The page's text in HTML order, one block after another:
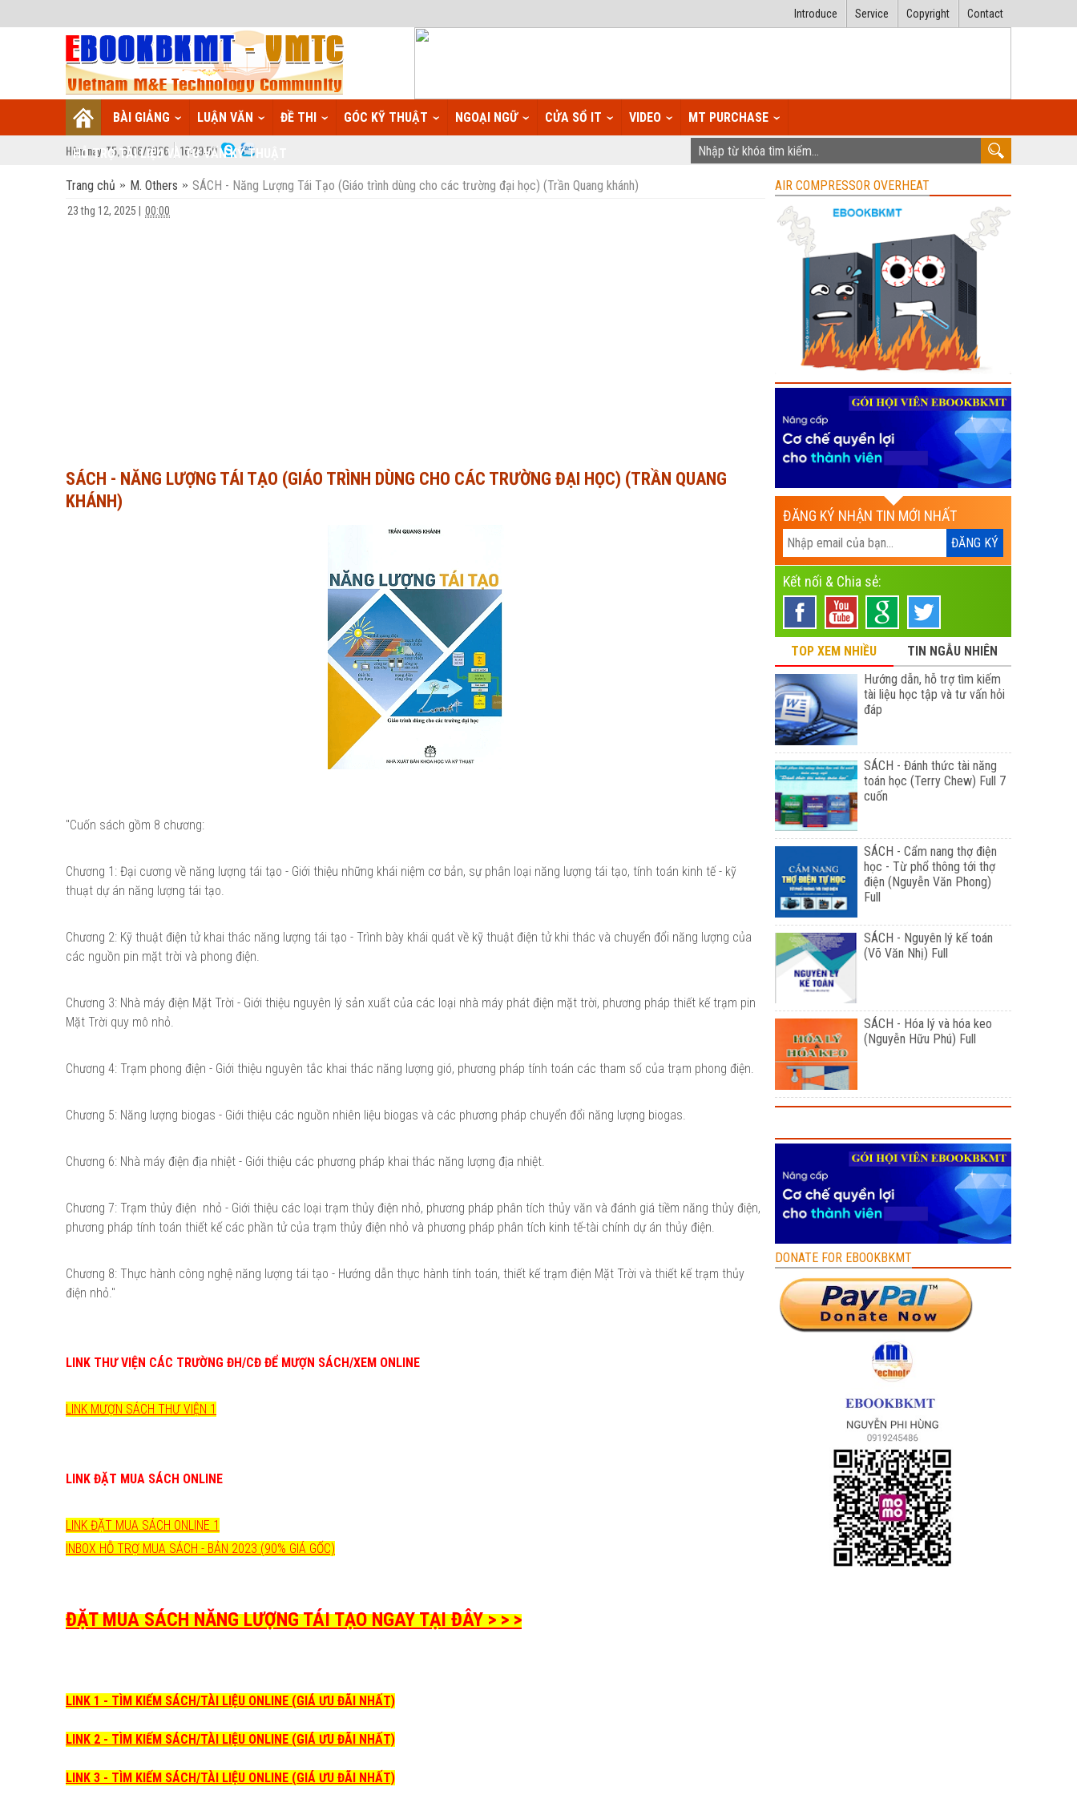
Contact
Copyright
Service
Introduce
BÀI GIẢNG LUẬN VĂN ĐỀ THI GÓC KỸ THUẬT NGOẠI NGỮ CỬA SỔ IT VIDEO MT PURCHASE
HỖ TRỢ TÀI LIỆU VÀ TƯ VẤN KỸ THUẬT
Hôm nay: T5, 6/08/2026 16:30:00
Trang chủ M. Others SÁCH - Năng Lượng Tái Tạo (Giáo trình dùng cho các trường đại học) (Trần Quang khánh)
23 thg 12, 2025 00:00
SÁCH - NĂNG LƯỢNG TÁI TẠO (GIÁO TRÌNH DÙNG CHO CÁC TRƯỜNG ĐẠI HỌC) (TRẦN QUANG
KHÁNH)
"Cuốn sách gồm 8 chương:
Chương 1: Đại cương về năng lượng tái tạo - Giới thiệu những khái niệm cơ bản, sự phân loại năng lượng tái tạo, tính toán kinh tế - kỹ
thuạt dự án năng lượng tái tạo.
Chương 2: Kỹ thuật điện tử khai thác năng lượng tái tạo - Trình bày khái quát về kỹ thuật điện tử khi thác và chuyển đổi năng lượng của
các nguồn pin mặt trời và phong điện.
Chương 3: Nhà máy điện Mặt Trời - Giới thiệu nguyên lý sản xuất của các loại nhà máy phát điện mặt trời, phương pháp thiết kế trạm pin
Mặt Trời quy mô nhỏ.
Chương 4: Trạm phong điện - Giới thiệu nguyên tắc khai thác năng lượng gió, phương pháp tính toán các tham số của trạm phong điện.
Chương 5: Năng lượng biogas - Giới thiệu các nguồn nhiên liệu biogas và các phương pháp chuyển đổi năng lượng biogas.
Chương 6: Nhà máy điện địa nhiệt - Giới thiệu các phương pháp khai thác năng lượng địa nhiệt.
Chương 7: Trạm thủy điện nhỏ - Giới thiệu các loại trạm thủy điện nhỏ, phương pháp phân tích thủy văn và đánh giá tiềm năng thủy điện,
phương pháp tính toán thiết kế các phần tử của trạm thủy điện nhỏ và phương pháp phân tích kinh tế-tài chính dự án thủy điện.
Chương 8: Thực hành công nghệ năng lượng tái tạo - Hướng dẫn thực hành tính toán, thiết kế trạm điện Mặt Trời và thiết kế trạm thủy
điện nhỏ."
LINK THƯ VIỆN CÁC TRƯỜNG ĐH/CĐ ĐỂ MƯỢN SÁCH/XEM ONLINE
LINK MƯỢN SÁCH THƯ VIỆN 1
LINK ĐẶT MUA SÁCH ONLINE
LINK ĐẶT MUA SÁCH ONLINE 1
INBOX HỖ TRỢ MUA SÁCH - BẢN 2023 (90% GIÁ GỐC)
ĐẶT MUA SÁCH NĂNG LƯỢNG TÁI TẠO NGAY TẠI ĐÂY > > >
LINK 1 - TÌM KIẾM SÁCH/TÀI LIỆU ONLINE (GIÁ ƯU ĐÃI NHẤT)
LINK 2 - TÌM KIẾM SÁCH/TÀI LIỆU ONLINE (GIÁ ƯU ĐÃI NHẤT)
LINK 3 - TÌM KIẾM SÁCH/TÀI LIỆU ONLINE (GIÁ ƯU ĐÃI NHẤT)
AIR COMPRESSOR OVERHEAT
ĐĂNG KÝ NHẬN TIN MỚI NHẤT
Kết nối & Chia sẻ:
TOP XEM NHIỀU
TIN NGẪU NHIÊN
Hướng dẫn, hỗ trợ tìm kiếm
tài liệu học tập và tư vấn hỏi
đáp
SÁCH - Đánh thức tài năng
toán học (Terry Chew) Full 7
cuốn
SÁCH - Cẩm nang thợ điện
học - Từ phổ thông tới thợ
điện (Nguyễn Văn Phong)
Full
SÁCH - Nguyên lý kế toán
(Võ Văn Nhị) Full
SÁCH - Hóa lý và hóa keo
(Nguyễn Hữu Phú) Full
DONATE FOR EBOOKBKMT